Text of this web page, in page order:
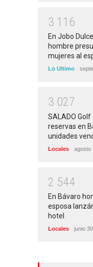
3 1 1 6
En Jobo
hombre
mujeres al
Lo Ultimo
3 027
SALADO
reservas en
unidades
Locales agosto
2 544
En Bávaro
esposa
hotel
Locales junio